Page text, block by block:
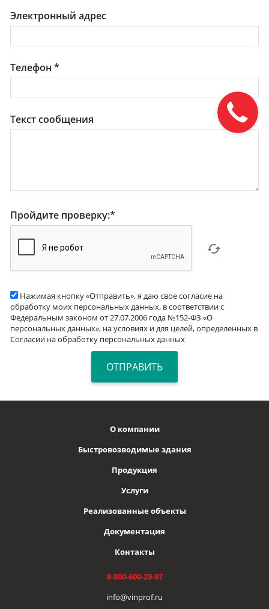
Электронный адрес
Телефон*
Текст сообщения
Пройдите проверку:*
Нажимая кнопку «Отправить», я даю свое согласие на
обработку моих персональных данных, в соответствии с
Федеральным законом от 27.07.2006 года №152-ФЗ «О
персональных данных», на условиях и для целей, определенных в
Согласии на обработку персональных данных
О компании
Быстровозводимые здания
Продукция
Услуги
Реализованные объекты
Документация
Контакты
8-800-600-29-97
info@vinprof.ru